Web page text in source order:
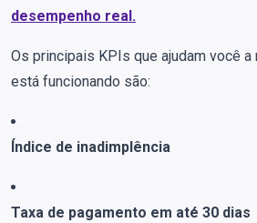
desempenho real.
Os principais KPIs que ajudam você
está funcionando são:
Índice de inadimplência
Taxa de pagamento em até 30 dias